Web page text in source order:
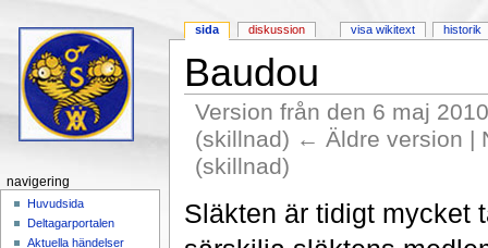
Baudou
Version från den 6 maj
(skillnad) ← Äldre version |
(skillnad)
Släkten är tidigt mycket
sida diskussion visa wikitext historik
navigering
Huvudsida
Deltagarportalen
Aktuella händelser